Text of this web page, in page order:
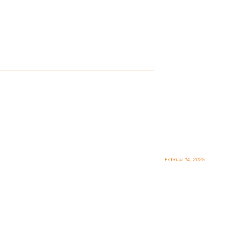
Februar 14, 2025